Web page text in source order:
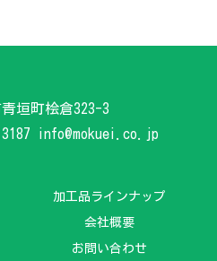
垣町桧倉323-3
info@mokuei.co.jp
加工品ラインナップ
会社概要
お問い合わせ